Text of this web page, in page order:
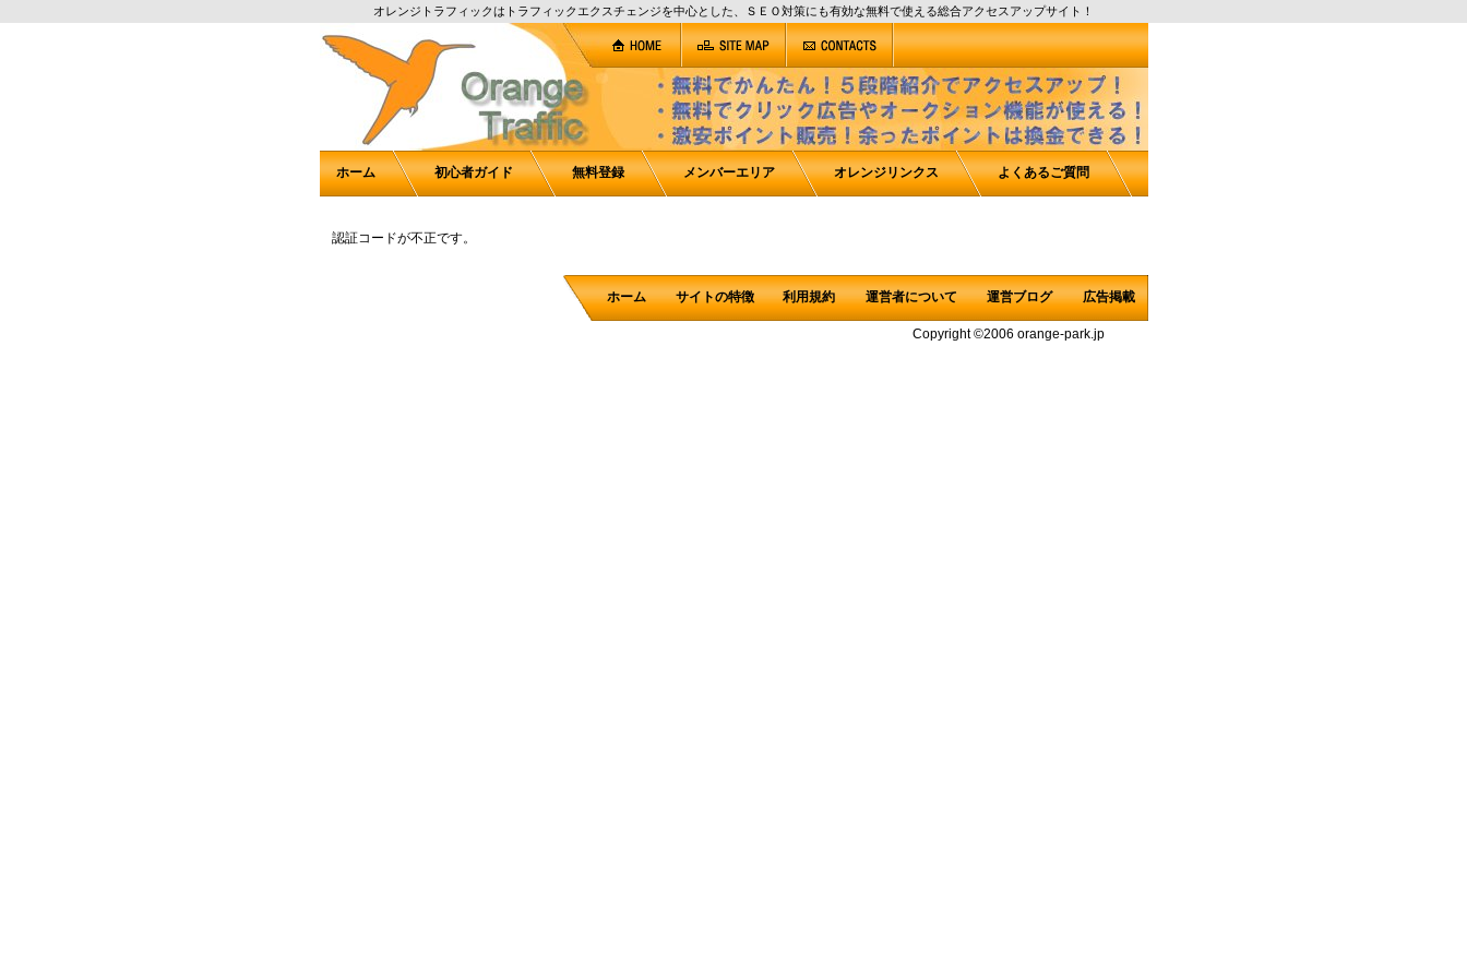
オレンジトラフィックはトラフィックエクスチェンジを中心とした、ＳＥＯ対策にも有効な無料で使える総合アクセスアップサイト！
ホーム 初心者ガイド 無料登録 メンバーエリア オレンジリンクス よくあるご質問
認証コードが不正です。
ホーム サイトの特徴 利用規約 運営者について 運営ブログ 広告掲載
Copyright ©2006 orange-park.jp